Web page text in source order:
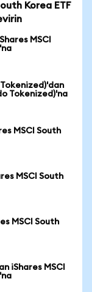
Korea ETF
MSCI
Tokenized)'na
MSCI South
MSCI South
MSCI South
iShares MSCI